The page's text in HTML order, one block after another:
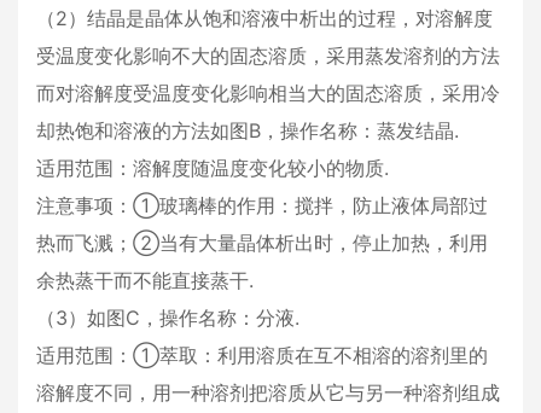
（2）结晶是晶体从饱和溶液中析出的过程，对溶解度
受温度变化影响不大的固态溶质，采用蒸发溶剂的方法
而对溶解度受温度变化影响相当大的固态溶质，采用冷
却热饱和溶液的方法如图B，操作名称：蒸发结晶.
适用范围：溶解度随温度变化较小的物质.
注意事项：①玻璃棒的作用：搅拌，防止液体局部过
热而飞溅；②当有大量晶体析出时，停止加热，利用
余热蒸干而不能直接蒸干.
（3）如图C，操作名称：分液.
适用范围：①萃取：利用溶质在互不相溶的溶剂里的
溶解度不同，用一种溶剂把溶质从它与另一种溶剂组成